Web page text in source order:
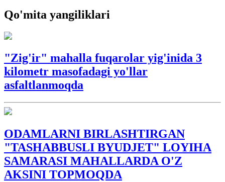
Qo'mita yangiliklari
"Zig'ir" mahalla fuqarolar yig'inida 3
kilometr masofadagi yo'llar
asfaltlanmoqda
ODAMLARNI BIRLASHTIRGAN
"TASHABBUSLI BYUDJET" LOYIHA
SAMARASI MAHALLARDA O'Z
AKSINI TOPMOQDA